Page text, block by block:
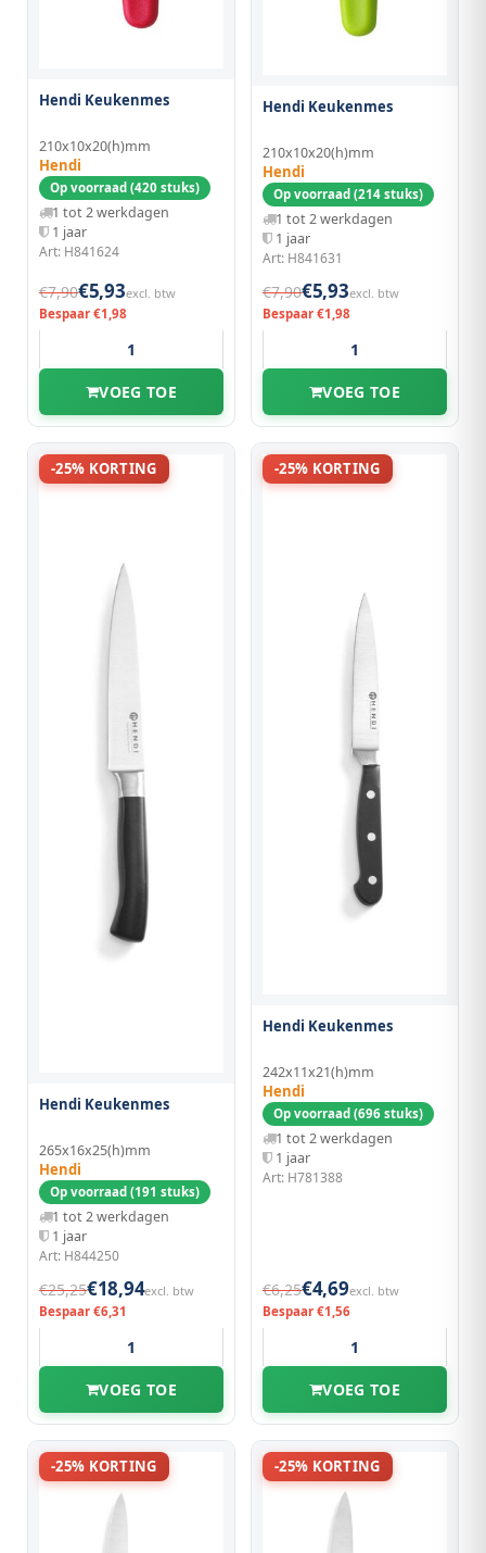
Hendi Keukenmes
210x10x20(h)mm
Hendi
Op voorraad (420 stuks)
1 tot 2 werkdagen
1 jaar
Art: H841624
€7,90€5,93excl. btw
Bespaar €1,98
VOEG TOE
Hendi Keukenmes
210x10x20(h)mm
Hendi
Op voorraad (214 stuks)
1 tot 2 werkdagen
1 jaar
Art: H841631
€7,90€5,93excl. btw
Bespaar €1,98
VOEG TOE
-25% KORTING
Hendi Keukenmes
265x16x25(h)mm
Hendi
Op voorraad (191 stuks)
1 tot 2 werkdagen
1 jaar
Art: H844250
€25,25€18,94excl. btw
Bespaar €6,31
VOEG TOE
-25% KORTING
Hendi Keukenmes
242x11x21(h)mm
Hendi
Op voorraad (696 stuks)
1 tot 2 werkdagen
1 jaar
Art: H781388
€6,25€4,69excl. btw
Bespaar €1,56
VOEG TOE
-25% KORTING -25% KORTING